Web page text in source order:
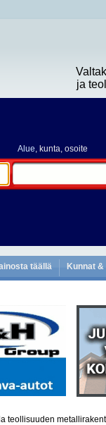
ja
Alue, kunta, osoite
täällä Kunnat
teollisuuden